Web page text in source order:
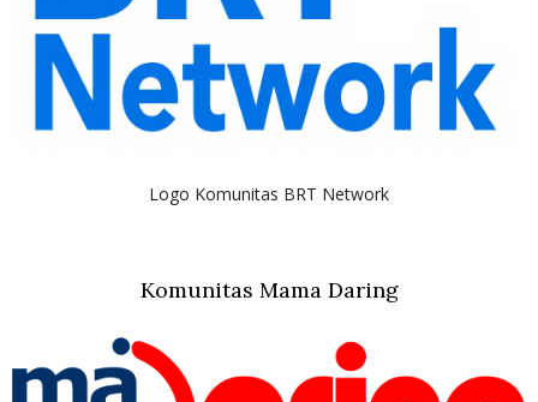
Logo Komunitas BRT Network
Komunitas Mama Daring